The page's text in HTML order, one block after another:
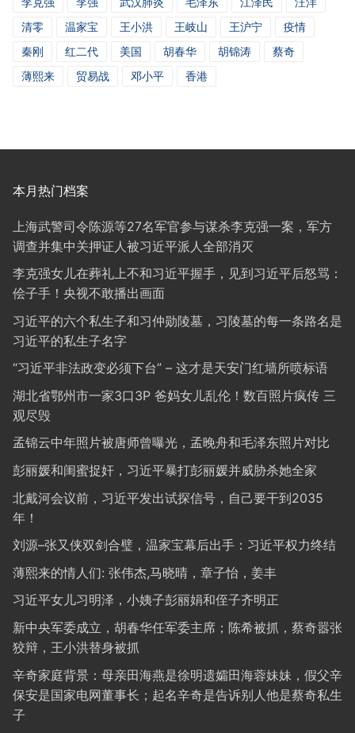
清零
温家宝 王小洪 王岐山 王沪宁
疫情
秦刚
红二代 美国 胡春华 胡锦涛
蔡奇
薄熙来
贸易战 邓小平 香港
本月热门档案
上海武警司令陈源等27名军官参与谋杀李克强一案，军方
调查并集中关押证人被习近平派人全部消灭
李克强女儿在葬礼上不和习近平握手，见到习近平后怒骂：
侩子手！央视不敢播出画面
习近平的六个私生子和习仲勋陵墓，习陵墓的每一条路名是
习近平的私生子名字
“习近平非法政变必须下台” – 这才是天安门红墙所喷标语
湖北省鄂州市一家3口3P 爸妈女儿乱伦！数百照片疯传 三
观尽毁
孟锦云中年照片被唐师曾曝光，孟晚舟和毛泽东照片对比
彭丽媛和闺蜜捉奸，习近平暴打彭丽媛并威胁杀她全家
北戴河会议前，习近平发出试探信号，自己要干到2035
年！
刘源–张又侠双剑合璧，温家宝幕后出手：习近平权力终结
薄熙来的情人们: 张伟杰,马晓晴，章子怡，姜丰
习近平女儿习明泽，小姨子彭丽娟和侄子齐明正
新中央军委成立，胡春华任军委主席；陈希被抓，蔡奇嚣张
狡辩，王小洪替身被抓
辛奇家庭背景：母亲田海燕是徐明遗孀田海蓉妹妹，假父辛
保安是国家电网董事长；起名辛奇是告诉别人他是蔡奇私生
子